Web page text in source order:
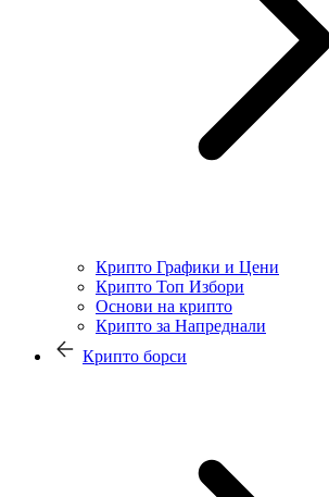
Крипто Графики и Цени
Крипто Топ Избори
Основи на крипто
Крипто за Напреднали
Крипто борси